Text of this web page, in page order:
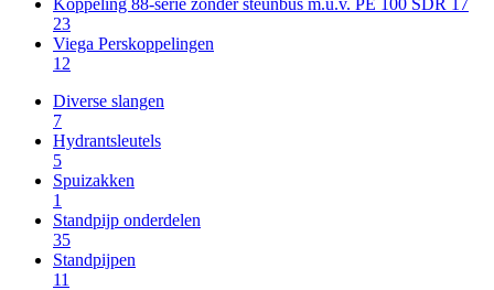
Koppeling 88-serie zonder steunbus m.u.v. PE 100 SDR 17
23
Viega Perskoppelingen
12
Diverse slangen
7
Hydrantsleutels
5
Spuizakken
1
Standpijp onderdelen
35
Standpijpen
11